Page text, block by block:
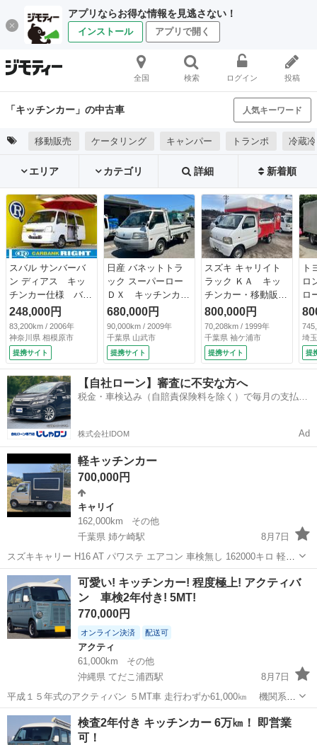
アプリならお得な情報を見逃さない！
インストール アプリで開く
全国 検索 ログイン 投稿
「キッチンカー」の中古車 人気キーワード
移動販売 ケータリング キャンパー トランポ 冷蔵
エリア カテゴリ 詳細 新着順
スバル サンバーバ
ン ディアス キッ
チンカー仕様 バッ
クカメラ ＥＴＣ
（なし）
248,000円
83,200km / 2006年
神奈川県 相模原市
提携サイト
日産 バネットトラ
ック スーパーロー
ＤＸ キッチンカー
ベース車 ＥＴＣ付
き エアコン パワ
ステ パワーウィン
ドウ リアダブルタ
イヤ 低床 ３方
開 エアバッグ 積
載量８５０ｋｇ
（車検整備付）
680,000円
90,000km / 2009年
千葉県 山武市
提携サイト
スズキ キャリイト
ラック ＫＡ キッ
チンカー・移動販売
車・外部電源取り込
み・コンセント２箇
所・荷台一体型・マ
ニュアル５速・軽ト
ラック・ＤＡ５２
Ｔ・５ＭＴ （な
し）
800,000円
70,208km / 1999年
千葉県 袖ケ浦市
提携サイト
ト
ロ
ロ
バ
ン
Ｏ
国
Ｃ
チ
（
埼
提
【自社ローン】審査に不安な方へ
税金・車検込み（自賠責保険料を除く）で毎月の支払額
株式会社IDOM Ad
軽キッチンカー
700,000円
キャリイ
162,000km
その他
千葉県 姉ケ崎駅
8月7日
スズキキャリー H16 AT パワステ エアコン 車検無し 162000キロ 軽量
設計 室内灯LED照明 ポータブル電源2000whの出力 ポータブル電源は
p3200ですのである程度の電気は使えます バ...
千葉 市原市 姉ケ崎駅
可愛い! キッチンカー! 程度極上! アクティバ
ン 車検2年付き! 5MT!
770,000円
オンライン決済 配送可
アクティ
61,000km
その他
沖縄県 てだこ浦西駅
8月7日
平成１５年式のアクティバン ５MT車 走行わずか61,000㎞ 機関系は
もちろん、下廻りも含めダメージはほとんどなく綺麗です。 年式から
すれば程度は極上と言えるかもしれません 車検は新たに2年車...
沖縄 中頭郡 てだこ浦西駅
検査2年付き キッチンカー 6万㎞！ 即営業
可！